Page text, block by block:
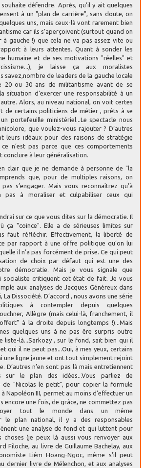
défendre. Après, qu’il y ait quelques
à un "plan de carrière", sans doute, on
uns, mais ceux-là vont rarement bien
car ils s’aperçoivent (surtout quand on
à gauche !) que cela ne va pas assez vite ou
à leurs attentes. Quant à sonder les
humaine et de ses motivations "réelles" et
je laisse ça aux moralistes
savez,nombre de leaders de la gauche locale
20 ou 30 ans de militantisme avant de se
situation d’exercer une responsabilité à un
Alors, au niveau national, on voit certes
de certains politiciens de métier , prêts à se
portefeuille ministériel...Le spectacle nous
que voulez-vous rajouter ? D’autres
leurs idéaux pour des raisons de stratégie
ce n’est pas parce que ces comportements
conclure à leur généralisation.
clair que je ne demande à personne de "la
que, pour de multiples raisons, on
s’engager. Mais vous reconnaîtrez qu’à
pas à moraliser et culpabiliser ceux qui
sur ce que vous dites sur la démocratie. Il
ça "coince". Elle a de sérieuses limites sur
faut réfléchir. Effectivement, la liberté de
par rapport à une offre politique qu’on lui
il n’a pas forcément de prise. Ce qui peut
de choix par défaut qui est une des
démocratie. Mais je vous signale que
socialiste critiquent cet état de fait. Je vous
aux analyses de Jacques Généreux dans
La Dissociété. D’accord , nous avons une série
à contempler depuis quelques
Allègre (mais celui-là, franchement, il
à la droite depuis longtemps !)...Mais
quelques uns à ne pas êre surpris outre
liste-là...Sarkozy , sur le fond, sait bien qui il
qui il ne peut pas...Oui, à mes yeux, certains
une ligne jaune et ont tout simplement rejoint
D’autres n’en sont pas là mais entretiennent
sur le plan des idées...Vous parliez de
de "Nicolas le petit", pour copier la formule
Napoléon III, permet au moins d’effectuer un
encore une fois, de grâce, ne commettez pas
tout le monde dans un même
le plan national, il y a des responsables
une analyse de fond et qui luttent pour
choses (je peux là aussi vous renvoyer aux
Filoche, au livre de Guillaume Bachelay, aux
Liêm Hoang-Ngoc, même s’il peut
dernier livre de Mélenchon, et aux analyses